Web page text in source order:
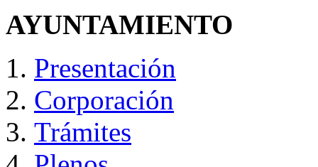
AYUNTAMIENTO
Presentación
Corporación
Trámites